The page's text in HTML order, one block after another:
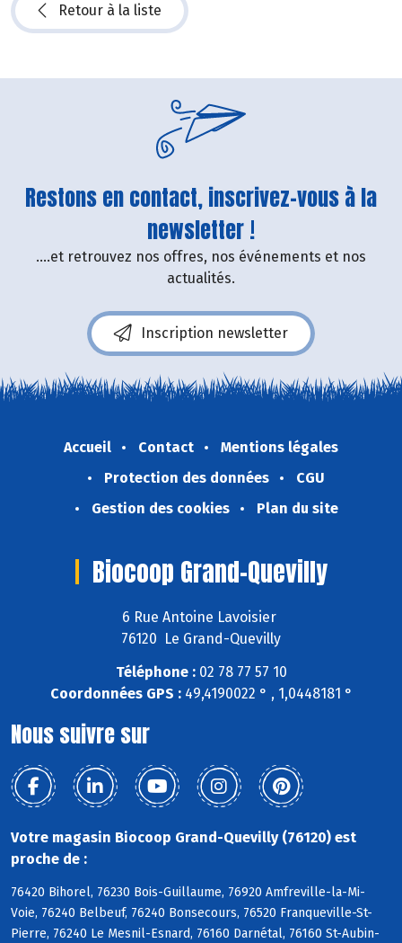
Retour à la liste
Restons en contact, inscrivez-vous à la
newsletter !
....et retrouvez nos offres, nos événements et nos
actualités.
Inscription newsletter
Accueil Contact
Mentions légales
Protection des données
CGU
Gestion des cookies
Plan du site
Biocoop Grand-Quevilly
6 Rue Antoine Lavoisier
76120 Le Grand-Quevilly
Téléphone :02 78 77 57 10
Coordonnées GPS :49,4190022 ° , 1,0448181 °
Nous suivre sur
Votre magasin Biocoop Grand-Quevilly (76120) est
proche de :
76420 Bihorel, 76230 Bois-Guillaume, 76920 Amfreville-la-Mi-
Voie, 76240 Belbeuf, 76240 Bonsecours, 76520 Franqueville-St-
Pierre, 76240 Le Mesnil-Esnard, 76160 Darnétal, 76160 St-Aubin-